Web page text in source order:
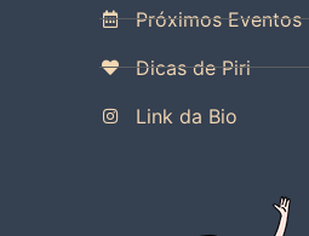
Próximos Eventos
Dicas de Piri
Link da Bio